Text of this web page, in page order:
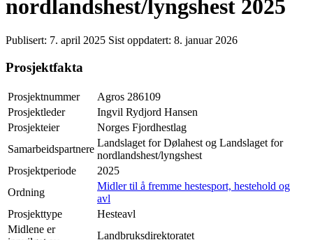
nordlandshest/lyngshest 2025
Publisert: 7. april 2025 Sist oppdatert: 8. januar 2026
Prosjektfakta
Prosjektnummer
Agros 286109
Prosjektleder
Ingvil Rydjord Hansen
Prosjekteier
Norges Fjordhestlag
Samarbeidspartnere
Landslaget for Dølahest og Landslaget for
nordlandshest/lyngshest
Prosjektperiode
2025
Ordning
Midler til å fremme hestesport, hestehold og
avl
Prosjekttype
Hesteavl
Midlene er
Landbruksdirektoratet